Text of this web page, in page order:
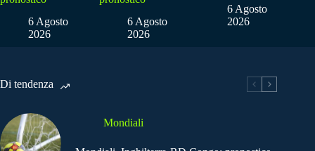
6 Agosto
2026
6 Agosto
2026
6 Agosto
2026
Di tendenza
Mondiali